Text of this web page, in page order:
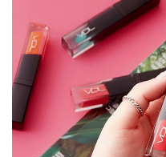
利用規約
プライバシーポリシー
お問い合わせ
オルチャンメイク twice
韓国ドラマ カフェ